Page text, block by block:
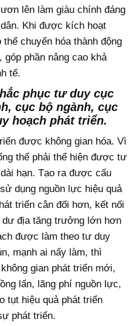
lên làm giàu chính đáng
Khi được kích hoạt
chuyển hóa thành động
phần nâng cao khả
tế.
phục tư duy cục
cục bộ ngành, cục
hoạch phát triển.
được không gian hóa. Vì
thể phải thể hiện được tư
hạn. Tạo ra được cấu
dụng nguồn lực hiệu quả
triển cân đối hơn, kết nối
địa tăng trưởng lớn hơn
được làm theo tư duy
mạnh ai nấy làm, thì
gian phát triển mới,
lấn, lãng phí nguồn lực,
tụt hiệu quả phát triển
phát triển.